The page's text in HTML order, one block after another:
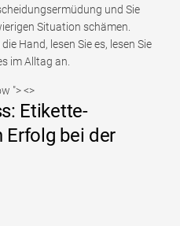
und Sie
Situation schämen.
Hand, lesen Sie es, lesen Sie
im Alltag an.
"> <>
Etikette-
Erfolg bei der